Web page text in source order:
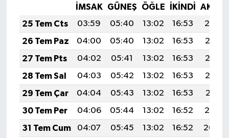
İMSAK GÜNEŞ ÖĞLE İKINDI
25 Tem Cts
03:59 05:40 13:02 16:53
20:14
26 Tem Paz
04:00 05:40 13:02 16:53
20:13
27 Tem Pts
04:02 05:41 13:02 16:53
20:13
28 Tem Sal
04:03 05:42 13:02 16:53
20:12
29 Tem Çar
04:04 05:43 13:02 16:53
20:11
30 Tem Per
04:06 05:44 13:02 16:52
20:10
31 Tem Cum
04:07 05:45 13:02 16:52
20:09